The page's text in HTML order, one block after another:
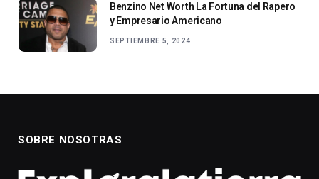
Benzino Net Worth La Fortuna del Rapero
y Empresario Americano
SEPTIEMBRE 5, 2024
SOBRE NOSOTRAS